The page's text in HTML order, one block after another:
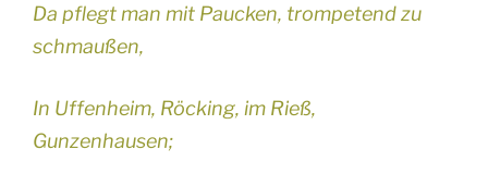
Da pflegt man mit Paucken, trompetend zu
schmaußen,
In Uffenheim, Röcking, im Rieß,
Gunzenhausen;